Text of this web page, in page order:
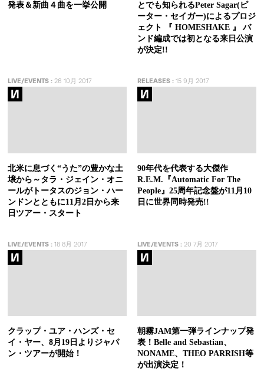
発表＆新曲４曲を一挙公開
とでも知られるPeter Sagar(ピ
ーター・セイガー)によるプロジ
ェクト 『 HOMESHAKE 』 バ
ンド編成では初となる来日公演
が決定!!
LIVE/EVENTS : 26 10月 2017
北米に息づく“うた”の豊かな土
壌から～タラ・ジェイン・オニ
ールがトータスのジョン・ハー
ンドンとともに11月2日から来
日ツアー・スタート
RELEASES:15 9月 2017
90年代を代表する大傑作
R.E.M.『Automatic For The
People』25周年記念盤が11月10
日に世界同時発売!!
LIVE/EVENTS : 18 8月 2017
クラップ・ユア・ハンズ・セ
イ・ヤー、8月19日よりジャパ
ン・ツアーが開始！
LIVE/EVENTS:20 7月 2017
朝霧JAM第一弾ラインナップ発
表！Belle and Sebastian、
NONAME、THEO PARRISH等
が出演決定！